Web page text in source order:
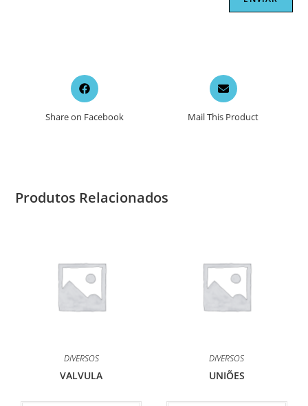
Opens
in
new
Share on Facebook
Opens
in
a
new
Mail This Product
Produtos Relacionados
DIVERSOS
VALVULA
DIVERSOS
UNIÕES